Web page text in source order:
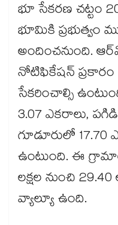
భూ సేకరణ చట్టం
భూమికి ప్రభుత్వం
అందించనుంది.
నోటిఫికేషన్​ ప్రకారం
సేకరించాల్సి
3.07 ఎకరాలు,
గూడూరులో 17.70
ఉంటుంది. ఈ
లక్షల నుంచి 29.40
వ్యాల్యూ ఉంది.